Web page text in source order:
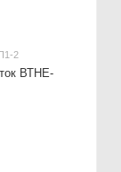
2
ВТНЕ-